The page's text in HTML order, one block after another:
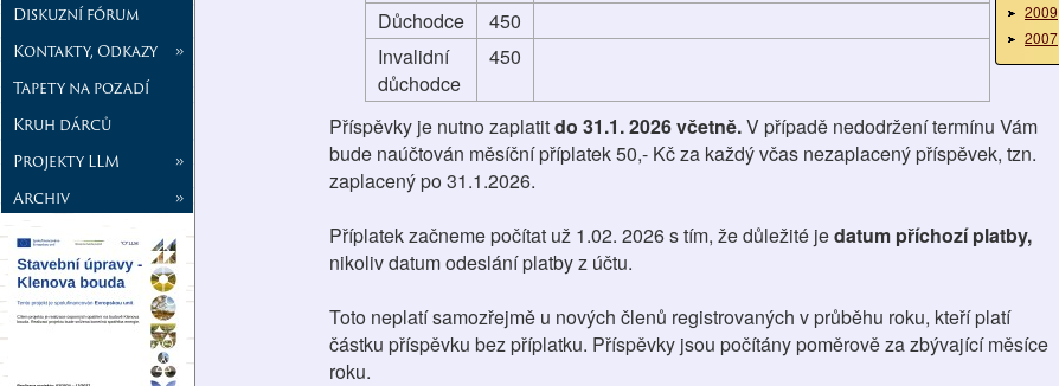
Diskuzní fórum
Kontakty, Odkazy
»
Tapety na pozadí
Kruh dárců
Projekty LLM
»
Archiv
»
2009
2007
Důchodce
450
Invalidní
důchodce
450
Příspěvky je nutno zaplatitdo 31.1. 2026 včetně.V případě nedodržení termínu Vám
bude naúčtován měsíční příplatek 50,- Kč za každý včas nezaplacený příspěvek, tzn.
zaplacený po 31.1.2026.
Příplatek začneme počítat už 1.02. 2026 s tím, že důležité jedatum příchozí platby,
nikoliv datum odeslání platby z účtu.
Toto neplatí samozřejmě u nových členů registrovaných v průběhu roku, kteří platí
částku příspěvku bez příplatku. Příspěvky jsou počítány poměrově za zbývající měsíce
roku.